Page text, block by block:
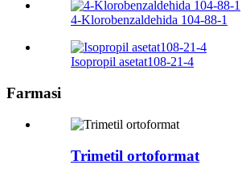
4-Klorobenzaldehida 104-88-1
Isopropil asetat108-21-4
Farmasi
Trimetil ortoformat